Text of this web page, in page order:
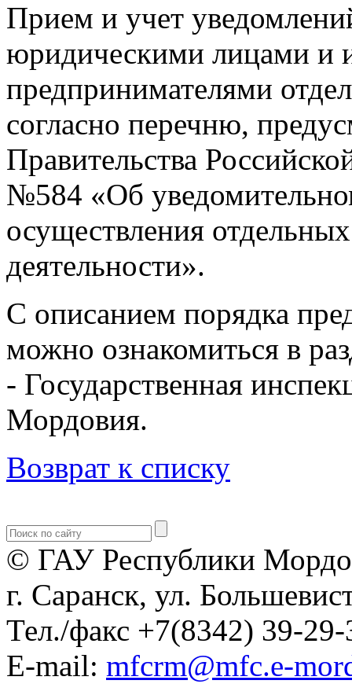
Прием и учет
юридическими лицами и
предпринимателями
согласно перечню,
Правительства
№584 «Об
осуществления
деятельности».
С описанием порядка
можно ознакомиться в
- Государственная
Мордовия.
Возврат к списку
© ГАУ Республики
г. Саранск, ул.
Тел./факс +7(8342) 39-29-
E-mail: mfcrm@mfc.e-